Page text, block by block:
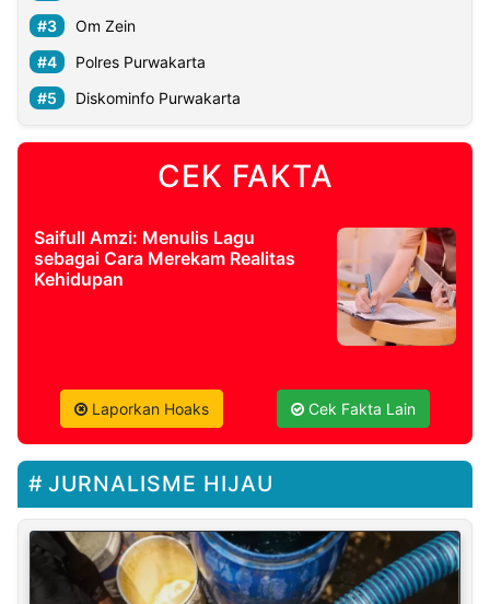
Om Zein
Polres Purwakarta
Diskominfo Purwakarta
CEK FAKTA
Saifull Amzi: Menulis Lagu
sebagai Cara Merekam Realitas
Kehidupan
Laporkan Hoaks Cek Fakta Lain
JURNALISME HIJAU